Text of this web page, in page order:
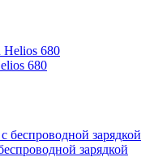
680
зарядкой